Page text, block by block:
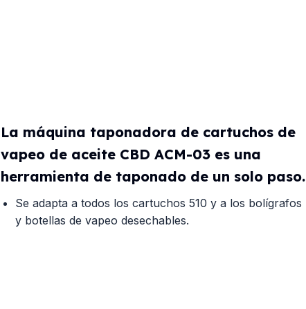
La máquina taponadora de cartuchos de
vapeo de aceite CBD ACM-03 es una
herramienta de taponado de un solo paso.
Se adapta a todos los cartuchos 510 y a los bolígrafos
y botellas de vapeo desechables.